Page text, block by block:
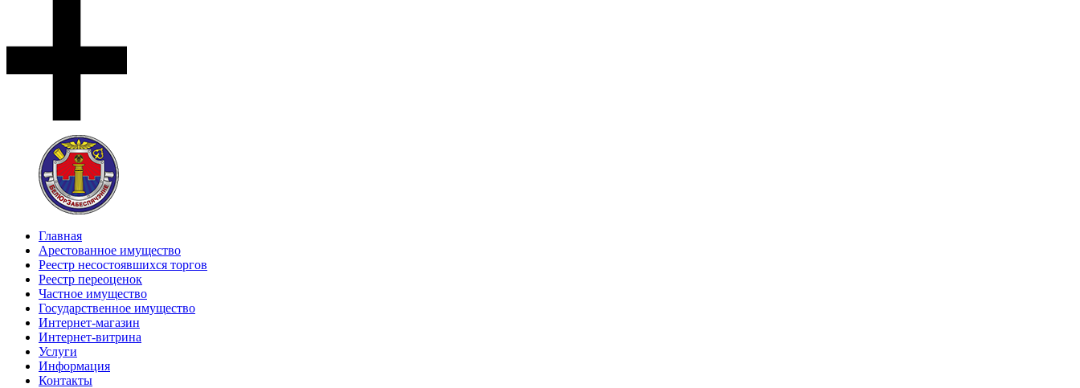
Главная
Арестованное имущество
Реестр несостоявшихся торгов
Реестр переоценок
Частное имущество
Государственное имущество
Интернет-магазин
Интернет-витрина
Услуги
Информация
Контакты